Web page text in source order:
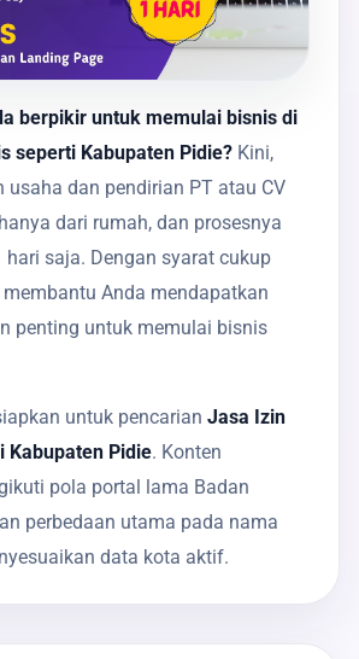
berpikir untuk memulai bisnis di
seperti Kabupaten Pidie? Kini,
usaha dan pendirian PT atau CV
dari rumah, dan prosesnya
hari saja. Dengan syarat cukup
membantu Anda mendapatkan
penting untuk memulai bisnis
untuk pencarian Jasa Izin
Kabupaten Pidie. Konten
pola portal lama Badan
perbedaan utama pada nama
data kota aktif.